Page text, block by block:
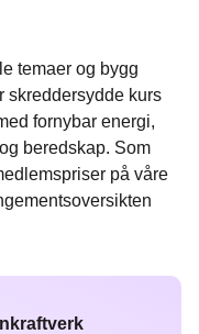
temaer og bygg
skreddersydde kurs
fornybar energi,
beredskap. Som
på våre